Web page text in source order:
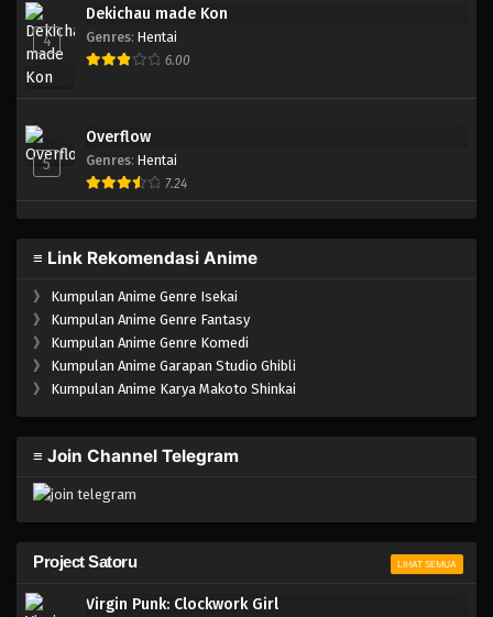
4
Dekichau made Kon
Genres: Hentai
6.00
5
Overflow
Genres: Hentai
7.24
≡ Link Rekomendasi Anime
》 Kumpulan Anime Genre Isekai
》 Kumpulan Anime Genre Fantasy
》 Kumpulan Anime Genre Komedi
》 Kumpulan Anime Garapan Studio Ghibli
》 Kumpulan Anime Karya Makoto Shinkai
≡ Join Channel Telegram
Project Satoru LIHAT SEMUA
Virgin Punk: Clockwork Girl